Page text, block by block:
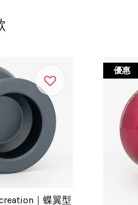
｜蝶翼型
優惠